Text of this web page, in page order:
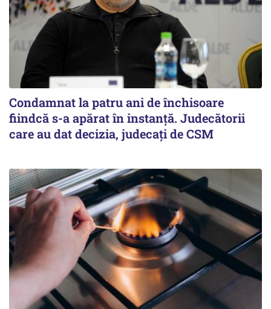
Condamnat la patru ani de închisoare
fiindcă s-a apărat în instanță. Judecătorii
care au dat decizia, judecați de CSM